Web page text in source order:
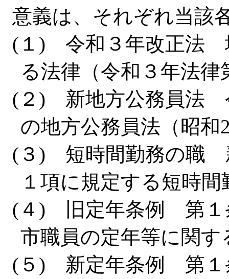
意義は、それぞれ当該
(１) 令和３年改正法
る法律（令和３年法律
(２) 新地方公務員法
の地方公務員法（昭和
(３) 短時間勤務の職
１項に規定する短時
(４) 旧定年条例 第１
市職員の定年等に関
(５) 新定年条例 第１